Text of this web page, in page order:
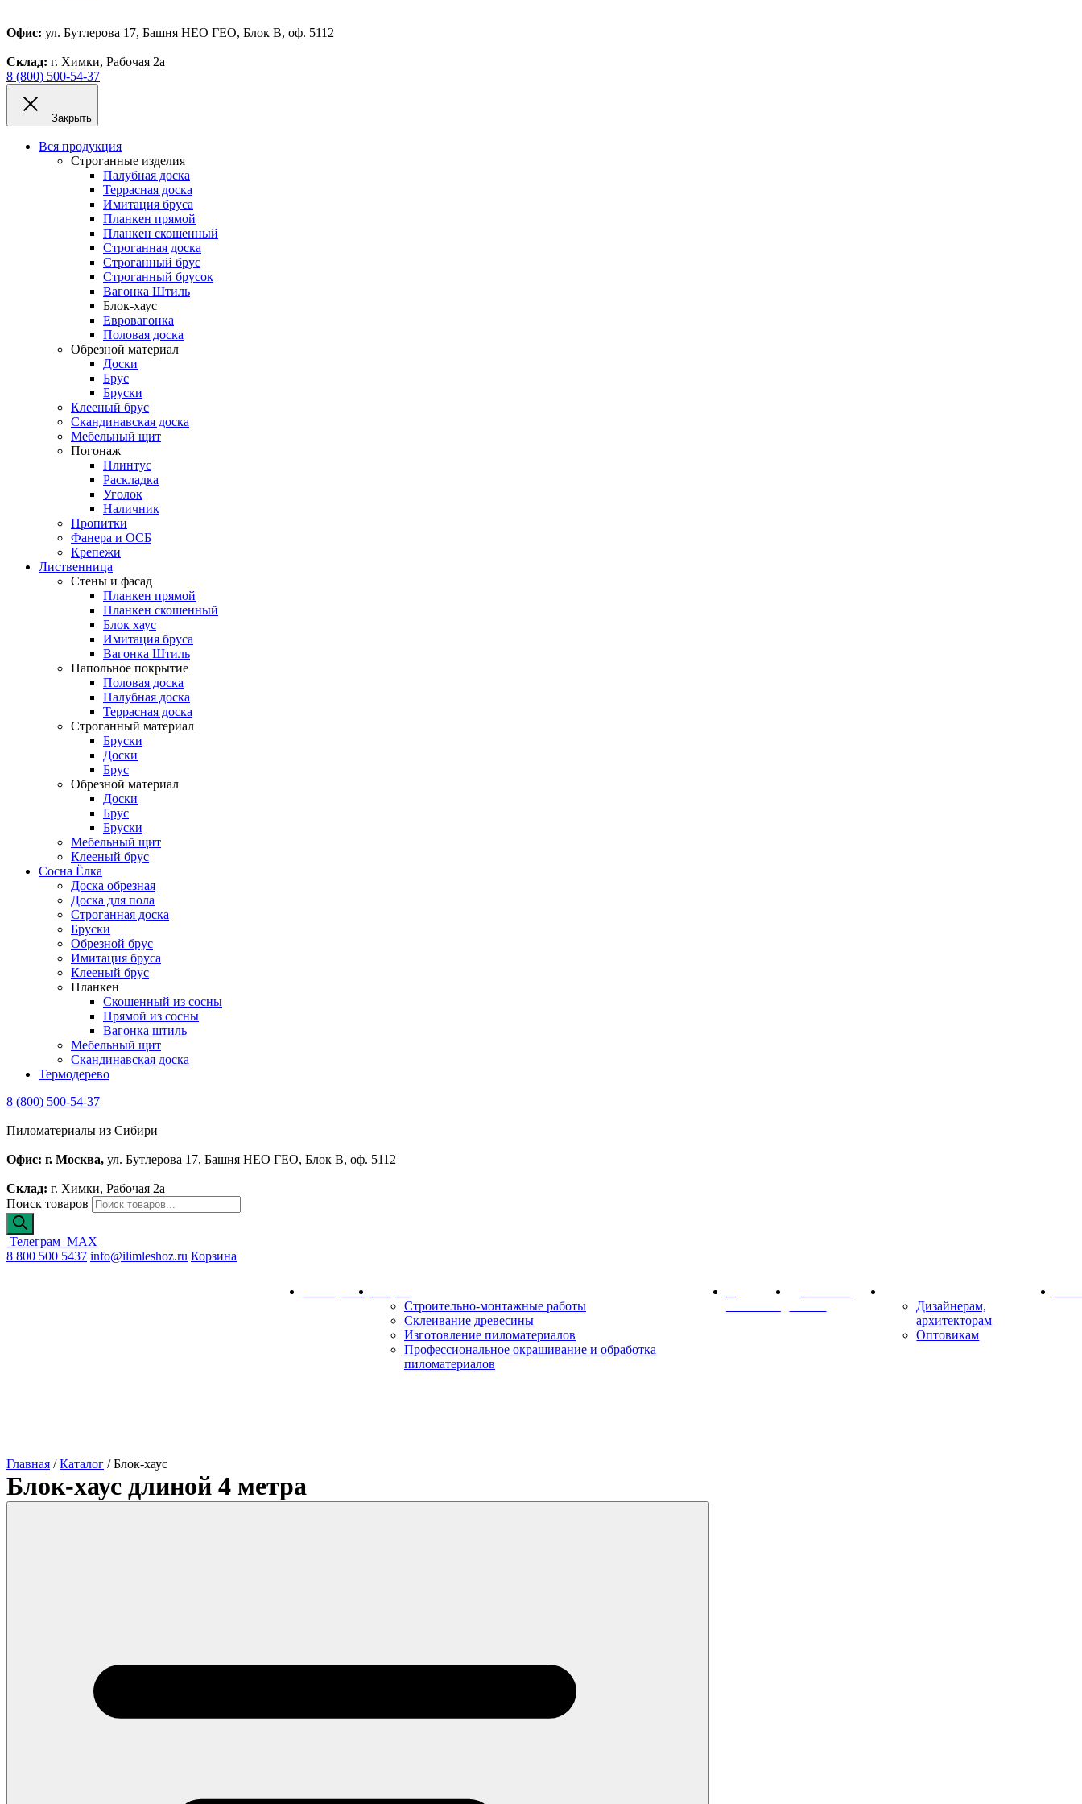
Офис: ул. Бутлерова 17, Башня НЕО ГЕО, Блок В, оф. 5112
Склад: г. Химки, Рабочая 2а
8 (800) 500-54-37
Закрыть
Вся продукция
Строганные изделия
Палубная доска
Террасная доска
Имитация бруса
Планкен прямой
Планкен скошенный
Строганная доска
Строганный брус
Строганный брусок
Вагонка Штиль
Блок-хаус
Евровагонка
Половая доска
Обрезной материал
Доски
Брус
Бруски
Клееный брус
Скандинавская доска
Мебельный щит
Погонаж
Плинтус
Раскладка
Уголок
Наличник
Пропитки
Фанера и ОСБ
Крепежи
Лиственница
Стены и фасад
Планкен прямой
Планкен скошенный
Блок хаус
Имитация бруса
Вагонка Штиль
Напольное покрытие
Половая доска
Палубная доска
Террасная доска
Строганный материал
Бруски
Доски
Брус
Обрезной материал
Доски
Брус
Бруски
Мебельный щит
Клееный брус
Сосна Ёлка
Доска обрезная
Доска для пола
Строганная доска
Бруски
Обрезной брус
Имитация бруса
Клееный брус
Планкен
Скошенный из сосны
Прямой из сосны
Вагонка штиль
Мебельный щит
Скандинавская доска
Термодерево
8 (800) 500-54-37
Пиломатериалы из Сибири
Офис: г. Москва, ул. Бутлерова 17, Башня НЕО ГЕО, Блок В, оф. 5112
Склад: г. Химки, Рабочая 2а
Поиск товаров
Телеграм MAX
8 800 500 5437 info@ilimleshoz.ru Корзина
Калькулятор
Строительно-монтажные работы
Склеивание древесины
Изготовление пиломатериалов
Профессиональное окрашивание и обработка
пиломатериалов
Дизайнерам,
архитекторам
Оптовикам
Главная /Каталог /Блок-хаус
Блок-хаус длиной 4 метра